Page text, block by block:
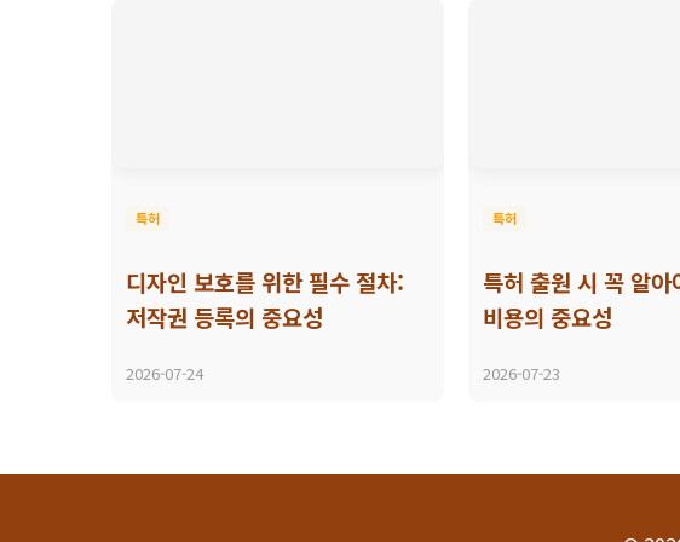
특허
디자인 보호를 위한 필수 절차:
저작권 등록의 중요성
2026-07-24
특허
특허 출원 시 꼭 알
비용의 중요성
2026-07-23